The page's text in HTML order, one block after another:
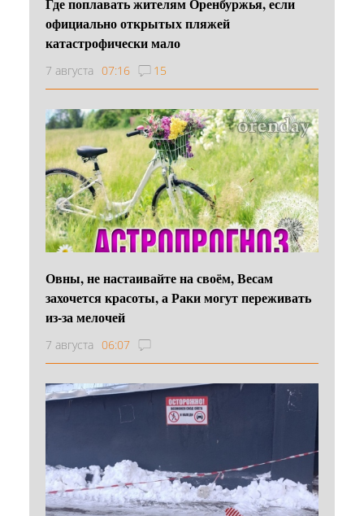
официально открытых пляжей
катастрофически мало
7 августа 07:16 15
Овны, не настаивайте на своём, Весам
захочется красоты, а Раки могут переживать
из-за мелочей
7 августа 06:07